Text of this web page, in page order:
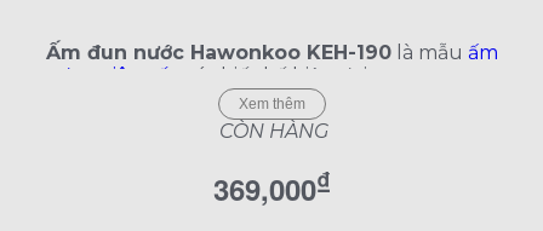
Ấm đun nước Hawonkoo KEH-190là mẫu ấm
đun siêu tốc
có thiết kế hiện đại, sang trọng,
phù hợp với nhiều không gian bếp. Ấm sử dụng
inox 304 và tích hợp các tính năng bảo vệ an
toàn trong quá trình đun nước. Nhờ cấu hình
công suất phù hợp, ấm hỗ trợ đun nước nhanh
hơn, thao tác sử dụng thuận tiện và phù hợp với
Xem thêm
CÒN HÀNG
369,000₫